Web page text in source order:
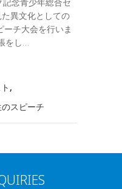
異文化としての
ーチ大会を行いま
をし…
,
スピーチ